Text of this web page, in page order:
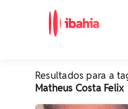
Resultados para a
Matheus Costa Felix